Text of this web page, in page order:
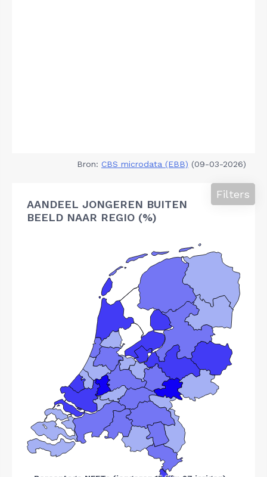
Bron: CBS microdata (EBB) (09-03-2026)
AANDEEL JONGEREN BUITEN
BEELD NAAR REGIO (%)
Filters